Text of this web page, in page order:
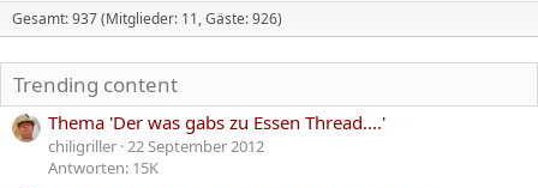
Gesamt: 937 (Mitglieder: 11, Gäste: 926)
Trending content
Thema 'Der was gabs zu Essen Thread....'
chiligriller 22 September 2012
Antworten: 15K